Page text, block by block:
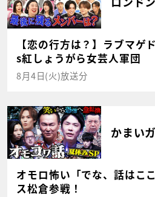
【恋の行方は？】ラブマ
s紅しょうがら女芸人軍団
8月4日(火)放送分
かまい
オモロ怖い「でな、話はこ
ス松倉参戦！